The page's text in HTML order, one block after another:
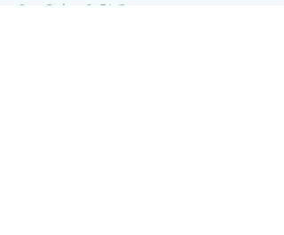
Site Rules & FAQ